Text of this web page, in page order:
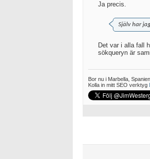
Ja precis.
Själv har
Det var i alla fall
sökqueryn är
Bor nu i Marbella, Spanien
Kolla in mitt SEO verktyg